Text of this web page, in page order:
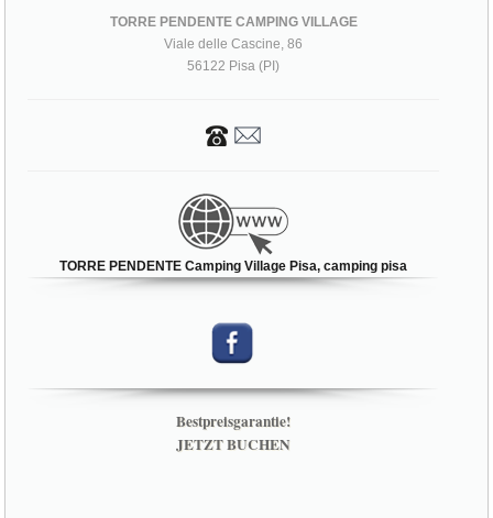
TORRE PENDENTE CAMPING VILLAGE
Viale delle Cascine, 86
56122 Pisa (PI)
TORRE PENDENTE Camping Village Pisa, camping pisa
Bestpreisgarantie!
JETZT BUCHEN